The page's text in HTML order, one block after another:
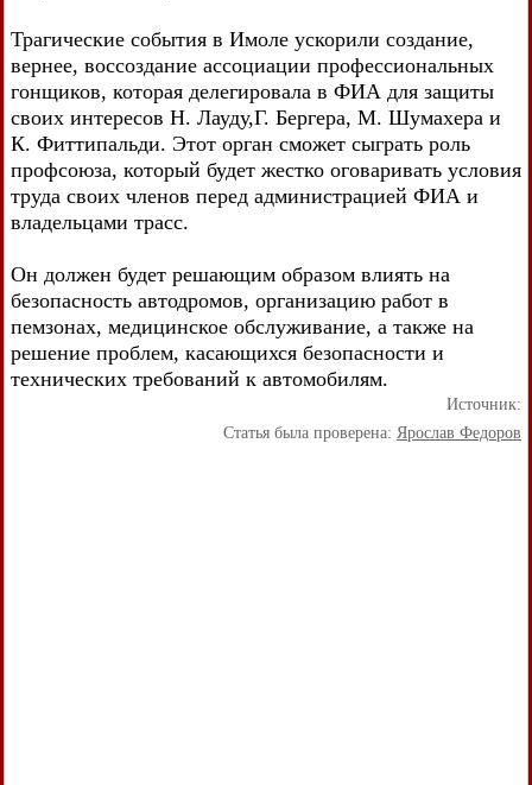
Трагические события в Имоле ускорили создание,
вернее, воссоздание ассоциации профессиональных
гонщиков, которая делегировала в ФИА для защиты
своих интересов Н. Лауду,Г. Бергера, М. Шумахера и
К. Фиттипальди. Этот орган сможет сыграть роль
профсоюза, который будет жестко оговаривать условия
труда своих членов перед администрацией ФИА и
владельцами трасс.
Он должен будет решающим образом влиять на
безопасность автодромов, организацию работ в
пемзонах, медицинское обслуживание, а также на
решение проблем, касающихся безопасности и
технических требований к автомобилям.
Источник:
Статья была проверена: Ярослав Федоров